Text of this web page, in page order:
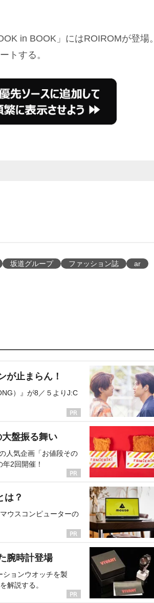
in BOOK」にはROIROMが登場。
トする。
坂道グループ ファッション誌
ar
が止まらん！
）』が8／５よりJ:C
盤振る舞い
人気企画「お値段その
2回開催！
は？
ウスコンピューターの
腕時計登場
ションウオッチを製
解説する。